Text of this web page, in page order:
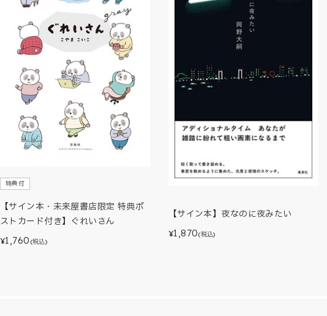
特典付
【サイン本・未来屋書店限定 特典ポ
ストカード付き】ぐれいさん
¥1,760 (税込)
【サイン本】夜なのに夜みたい
¥1,870(税込)